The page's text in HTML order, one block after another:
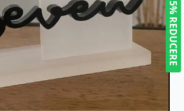
5% REDUCERE